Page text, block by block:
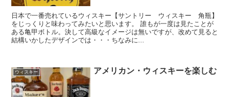
日本で一番売れているウィスキー【サントリー ウィスキー 角瓶】
をじっくりと味わってみたいと思います。 誰もが一度は見たことが
ある亀甲ボトル。決して高級なイメージは無いですが、改めて見ると
結構いかしたデザインでは・・・ちなみに...
ウィスキー アメリカン・ウィスキーを楽しむ